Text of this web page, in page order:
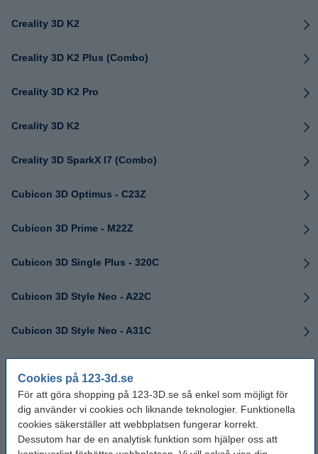
Cookies på 123-3d.se
För att göra shopping på 123-3D.se så enkel som möjligt för
dig använder vi cookies och liknande teknologier. Funktionella
cookies säkerställer att webbplatsen fungerar korrekt.
Dessutom har de en analytisk funktion som hjälper oss att
Creality 3D K2
Creality 3D K2 Plus (Combo)
Creality 3D K2 Pro
Creality 3D K2
Creality 3D SparkX I7 (Combo)
Cubicon 3D Optimus - C23Z
Cubicon 3D Prime - M22Z
Cubicon 3D Single Plus - 320C
Cubicon 3D Style Neo - A22C
Cubicon 3D Style Neo - A31C
Elegoo